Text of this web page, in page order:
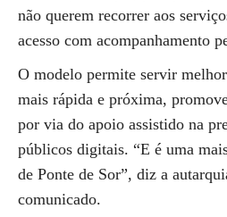
não querem recorrer aos
acesso com acompanhamento
O modelo permite servir
mais rápida e próxima,
por via do apoio assistido na
públicos digitais. “E é uma
de Ponte de Sor”, diz a
comunicado.